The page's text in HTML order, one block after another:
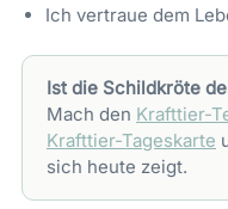
Ich vertraue dem
Ist die Schildkröte
Mach den Krafttier-
Krafttier-Tageskarte
sich heute zeigt.